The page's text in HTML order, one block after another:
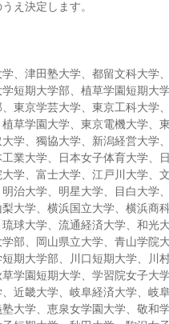
え決定します。
、津田塾大学、都留文科大学
短期大学部、植草学園短期大
東京学芸大学、東京工科大学
草学園大学、東京電機大学、
学、獨協大学、新潟経営大学、
業大学、日本女子体育大学、
学、富士大学、江戸川大学、
治大学、明星大学、目白大学
大学、横浜国立大学、横浜商
球大学、流通経済大学、和光
部、岡山県立大学、青山学院大
期大学部、川口短期大学、川村
学園短期大学、学習院女子大学
近畿大学、岐阜経済大学、岐
大学、恵泉女学園大学、敬和